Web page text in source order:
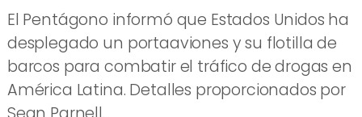
El Pentágono informó que Estados Unidos ha
desplegado un portaaviones y su flotilla de
barcos para combatir el tráfico de drogas en
América Latina. Detalles proporcionados por